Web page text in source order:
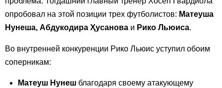
опробовал на этой позиции трех футболистов: Матеуша
Нунеша, Абдукодира Ҳусанова и Рико Льюиса.
Во внутренней конкуренции Рико Льюис уступил обоим
соперникам:
Матеуш Нунеш благодаря своему атакующему